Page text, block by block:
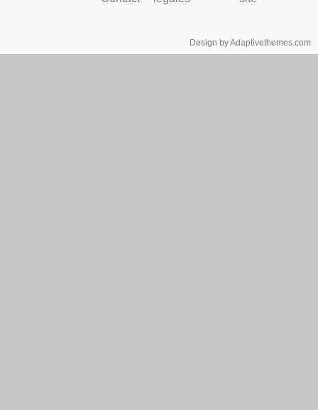
Design by Adaptivethemes.com